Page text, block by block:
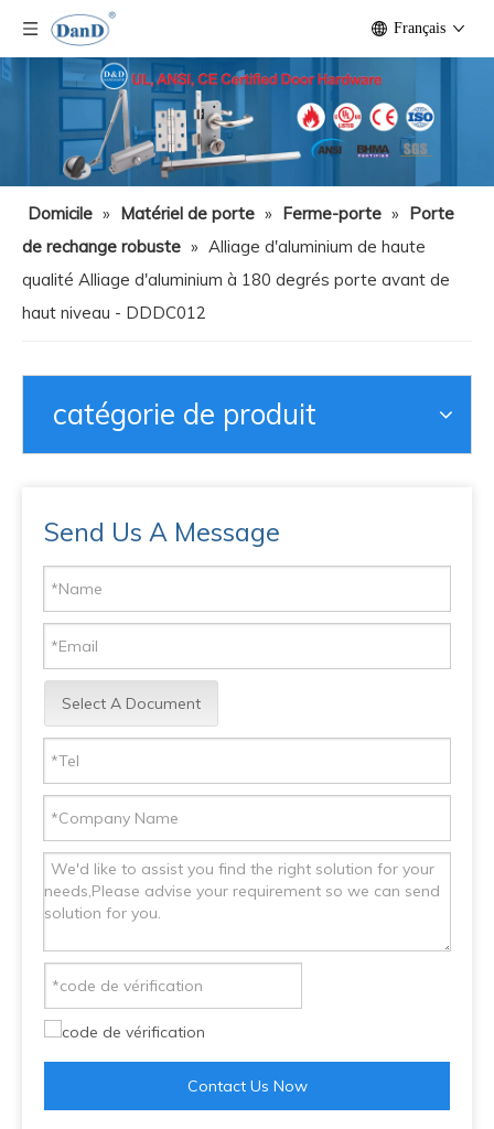
Français
Domicile » Matériel de porte » Ferme-porte » Porte
de rechange robuste » Alliage d'aluminium de haute
qualité Alliage d'aluminium à 180 degrés porte avant de
haut niveau - DDDC012
catégorie de produit
Send Us A Message
Select A Document
Contact Us Now